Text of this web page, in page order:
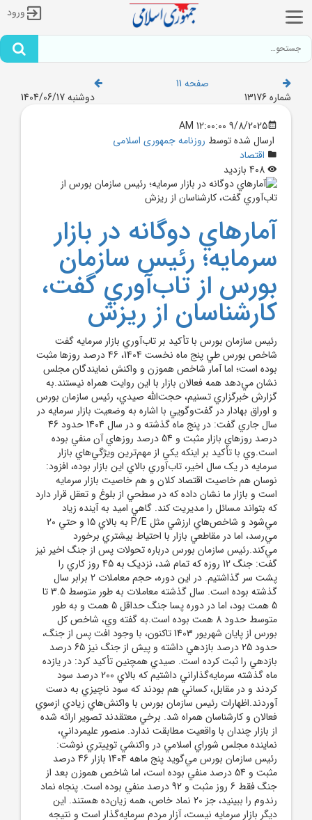
ورود
صفحه 11
شماره 13176
دوشنبه 1404/06/17
9/8/2025 12:00:00 AM
ارسال شده توسط روزنامه جمهوری اسلامی
اقتصاد
آمارهاي دوگانه در بازار
سرمايه؛ رئيس سازمان
بورس از تاب‌آوري گفت،
کارشناسان از ريزش
رئيس سازمان بورس با تأکيد بر تاب‌آوري بازار سرمايه گفت
شاخص بورس طي پنج ماه نخست 1404، 46 درصد روزها مثبت
بوده است؛ اما آمار شاخص هموزن و واکنش نمايندگان مجلس
نشان مي‌دهد همه فعالان بازار با اين روايت همراه نيستند.به
گزارش خبرگزاري تسنيم، حجت‌الله صيدي، رئيس سازمان بورس
و اوراق بهادار در گفت‌وگويي با اشاره به وضعيت بازار سرمايه در
سال جاري گفت: در پنج ماه گذشته و در سال 1404 حدود 46
درصد روزهاي بازار مثبت و 54 درصد روزهاي آن منفي بوده
است.وي با تأکيد بر اينکه يکي از مهم‌ترين ويژگي‌هاي بازار
سرمايه در يک سال اخير، تاب‌آوري بالاي اين بازار بوده، افزود:
نوسان هم خاصيت اقتصاد کلان و هم خاصيت بازار سرمايه
است و بازار ما نشان داده که در سطحي از بلوغ و تعقل قرار دارد
که بتواند مسائل را مديريت کند. گاهي اميد به آينده زياد
مي‌شود و شاخص‌هاي ارزشي مثل P/E به بالاي 15 و حتي 20
مي‌رسد، اما در مقاطعي بازار با احتياط بيشتري برخورد
مي‌کند.رئيس سازمان بورس درباره تحولات پس از جنگ اخير نيز
گفت: جنگ 12 روزه که تمام شد، نزديک به 45 روز کاري را
پشت سر گذاشتيم. در اين دوره، حجم معاملات 2 برابر سال
گذشته بوده است. سال گذشته معاملات به طور متوسط 3.5 تا
5 همت بود، اما در دوره پسا جنگ حداقل 5 همت و به طور
متوسط حدود 8 همت بوده است.به گفته وي، شاخص کل
بورس از پايان شهريور 1403 تاکنون، با وجود افت پس از جنگ،
حدود 25 درصد بازدهي داشته و پيش از جنگ نيز 65 درصد
بازدهي را ثبت کرده است. صيدي همچنين تأکيد کرد: در يازده
ماه گذشته سرمايه‌گذاراني داشتيم که بالاي 200 درصد سود
کردند و در مقابل، کساني هم بودند که سود ناچيزي به دست
آوردند.اظهارات رئيس سازمان بورس با واکنش‌هاي زيادي ازسوي
فعالان و کارشناسان همراه شد. برخي معتقدند تصوير ارائه شده
از بازار چندان با واقعيت مطابقت ندارد. منصور عليمرداني،
نماينده مجلس شوراي اسلامي در واکنشي توييتري نوشت:
رئيس سازمان بورس مي‌گويد پنج ماهه 1404 بازار 46 درصد
مثبت و 54 درصد منفي بوده است، اما شاخص هموزن بعد از
جنگ فقط 6 روز مثبت و 92 درصد منفي بوده است. پنجاه نماد
رندوم را ببينيد، جز 20 نماد خاص، همه زيان‌ده هستند. اين
ديگر بازار سرمايه نيست، آزار مردم سرمايه‌گذار است و نتيجه